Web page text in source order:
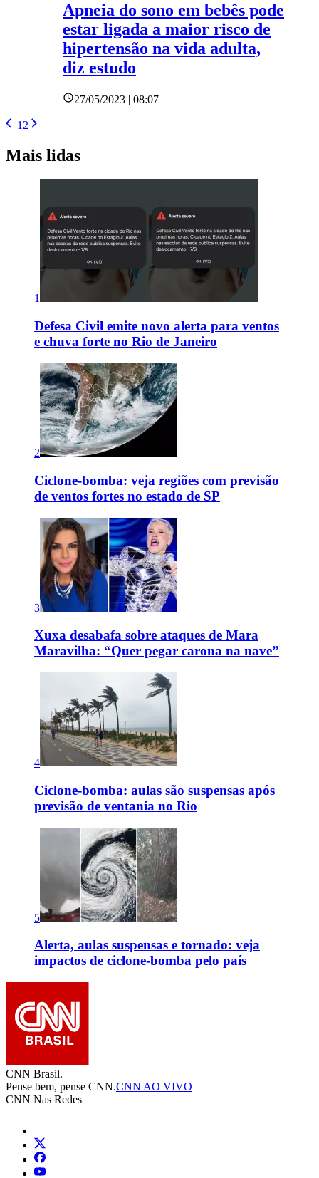
Apneia do sono em bebês pode
estar ligada a maior risco de
hipertensão na vida adulta,
diz estudo
27/05/2023 | 08:07
1 2
Mais lidas
1
Defesa Civil emite novo alerta para ventos
e chuva forte no Rio de Janeiro
2
Ciclone-bomba: veja regiões com previsão
de ventos fortes no estado de SP
3
Xuxa desabafa sobre ataques de Mara
Maravilha: “Quer pegar carona na nave”
4
Ciclone-bomba: aulas são suspensas após
previsão de ventania no Rio
5
Alerta, aulas suspensas e tornado: veja
impactos de ciclone-bomba pelo país
CNN Brasil.
Pense bem, pense CNN.CNN AO VIVO
CNN Nas Redes